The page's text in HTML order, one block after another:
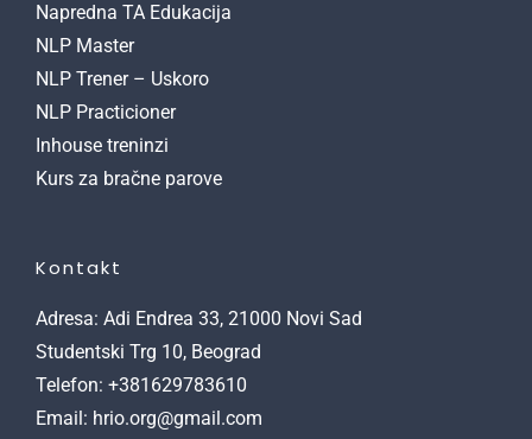
Napredna TA Edukacija
NLP Master
NLP Trener – Uskoro
NLP Practicioner
Inhouse treninzi
Kurs za bračne parove
Kontakt
Adresa: Adi Endrea 33, 21000 Novi Sad
Studentski Trg 10, Beograd
Telefon: +381629783610
Email: hrio.org@gmail.com